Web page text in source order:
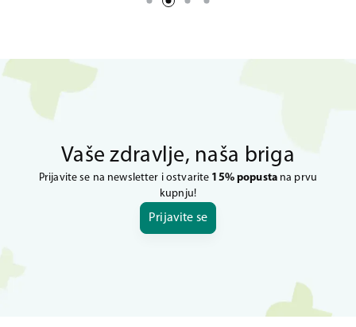
Vaše zdravlje, naša briga
Prijavite se na newsletter i ostvarite 15% popustana prvu
kupnju!
Prijavite se